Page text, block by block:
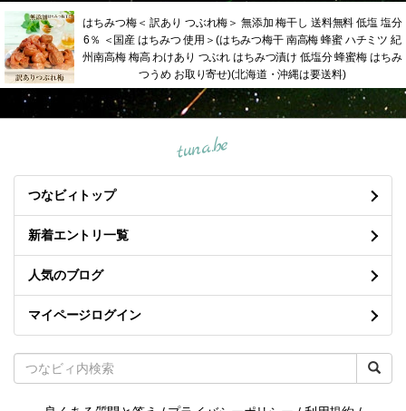
はちみつ梅＜ 訳あり つぶれ梅＞ 無添加 梅干し 送料無料 低塩 塩分
6％ ＜国産 はちみつ 使用＞(はちみつ梅干 南高梅 蜂蜜 ハチミツ 紀
州南高梅 梅高 わけあり つぶれ はちみつ漬け 低塩分 蜂蜜梅 はちみ
つうめ お取り寄せ)(北海道・沖縄は要送料)
tuna.be
つなビィトップ
新着エントリ一覧
人気のブログ
マイページログイン